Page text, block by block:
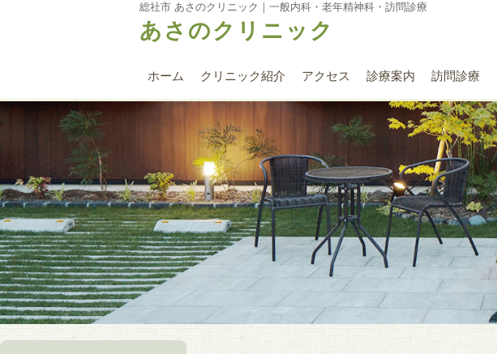
総社市 あさのクリニック｜一般内科・老年精神科・訪問診療
あさのクリニック
ホーム クリニック紹介 アクセス 診療案内 訪問診療